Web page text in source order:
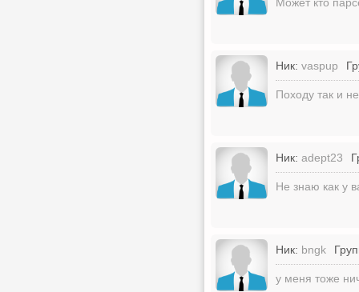
Ник: vaspup
Походу так и
Ник: adept23
Не знаю как у
Ник: bngk
у меня тоже